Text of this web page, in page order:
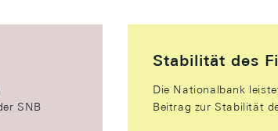
SNB
Stabilität des
Die Nationalbank
Beitrag zur Stabilität